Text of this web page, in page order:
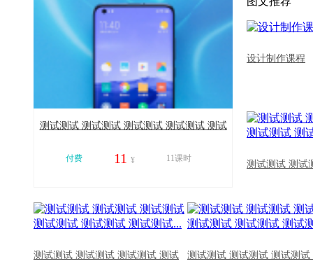
测试测试 测试测试 测试测试 测试测试 测试
付费 11 ¥
11课时
设计制作课程
测试测试 测试
测试测试 测试测试 测试测试 测试 测试测试 测试测试 测试测试